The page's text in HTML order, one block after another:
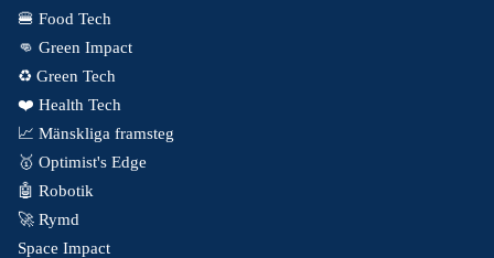
🍔 Food Tech
👊 Green Impact
♻️ Green Tech
❤️ Health Tech
📈 Mänskliga framsteg
🥇 Optimist's Edge
🤖 Robotik
🚀 Rymd
Space Impact